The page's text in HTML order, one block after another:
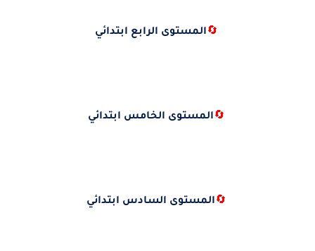
🔄المستوى الرابع ابتدائي
🔄المستوى الخامس ابتدائي
🔄المستوى السادس ابتدائي